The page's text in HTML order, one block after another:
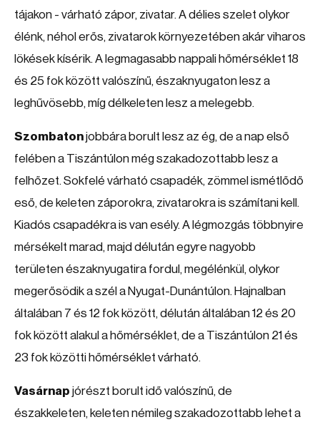
tájakon - várható zápor, zivatar. A délies szelet olykor
élénk, néhol erős, zivatarok környezetében akár viharos
lökések kísérik. A legmagasabb nappali hőmérséklet 18
és 25 fok között valószínű, északnyugaton lesz a
leghűvösebb, míg délkeleten lesz a melegebb.
Szombatonjobbára borult lesz az ég, de a nap első
felében a Tiszántúlon még szakadozottabb lesz a
felhőzet. Sokfelé várható csapadék, zömmel ismétlődő
eső, de keleten záporokra, zivatarokra is számítani kell.
Kiadós csapadékra is van esély. A légmozgás többnyire
mérsékelt marad, majd délután egyre nagyobb
területen északnyugatira fordul, megélénkül, olykor
megerősödik a szél a Nyugat-Dunántúlon. Hajnalban
általában 7 és 12 fok között, délután általában 12 és 20
fok között alakul a hőmérséklet, de a Tiszántúlon 21 és
23 fok közötti hőmérséklet várható.
Vasárnap jórészt borult idő valószínű, de
északkeleten, keleten némileg szakadozottabb lehet a